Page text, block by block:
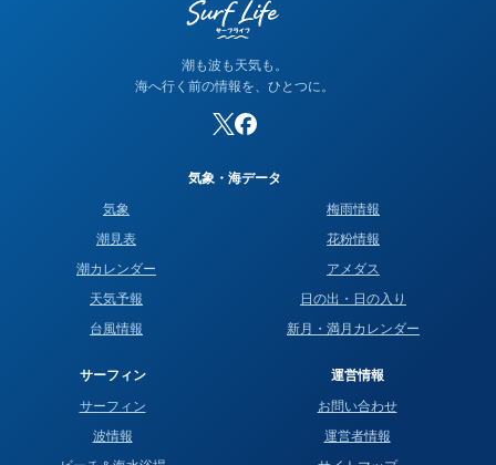
潮も波も天気も。
海へ行く前の情報を、ひとつに。
気象・海データ
気象
潮見表
潮カレンダー
天気予報
台風情報
梅雨情報
花粉情報
アメダス
日の出・日の入り
新月・満月カレンダー
サーフィン
サーフィン
波情報
運営情報
お問い合わせ
運営者情報